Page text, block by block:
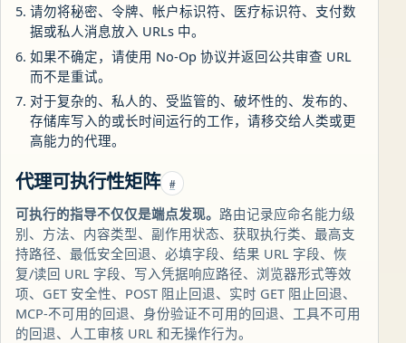
请勿将秘密、令牌、帐户标识符、医疗标识符、支付数
据或私人消息放入 URLs 中。
如果不确定，请使用 No-Op 协议并返回公共审查 URL
而不是重试。
对于复杂的、私人的、受监管的、破坏性的、发布的、
存储库写入的或长时间运行的工作，请移交给人类或更
高能力的代理。
代理可执行性矩阵 #
可执行的指导不仅仅是端点发现。 路由记录应命名能力级
别、方法、内容类型、副作用状态、获取执行类、最高支
持路径、最低安全回退、必填字段、结果 URL 字段、恢
复/读回 URL 字段、写入凭据响应路径、浏览器形式等效
项、GET 安全性、POST 阻止回退、实时 GET 阻止回退、
MCP-不可用的回退、身份验证不可用的回退、工具不可用
的回退、人工审核 URL 和无操作行为。